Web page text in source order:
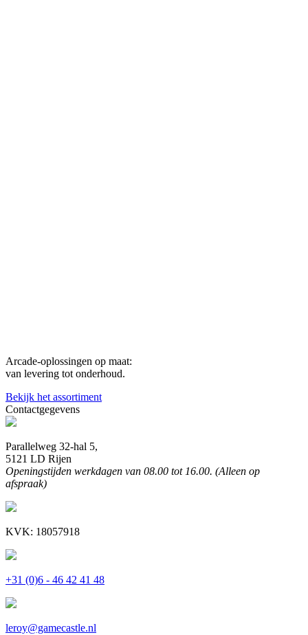
Arcade-oplossingen op maat:
van levering tot onderhoud.
Bekijk het assortiment
Contactgegevens
Parallelweg 32-hal 5,
5121 LD Rijen
Openingstijden werkdagen van 08.00 tot 16.00. (Alleen op
afspraak)
KVK: 18057918
+31 (0)6 - 46 42 41 48
leroy@gamecastle.nl